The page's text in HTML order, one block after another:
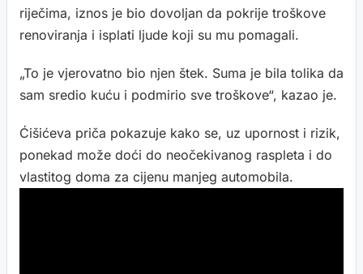
riječima, iznos je bio dovoljan da pokrije troškove
renoviranja i isplati ljude koji su mu pomagali.
„To je vjerovatno bio njen štek. Suma je bila tolika da
sam sredio kuću i podmirio sve troškove“, kazao je.
Ćišićeva priča pokazuje kako se, uz upornost i rizik,
ponekad može doći do neočekivanog raspleta i do
vlastitog doma za cijenu manjeg automobila.